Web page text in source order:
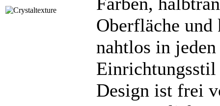
Oberfläche
nahtlos in jeden
Design ist frei